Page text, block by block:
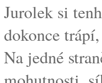
Jurolek si
dokonce
Na jedné